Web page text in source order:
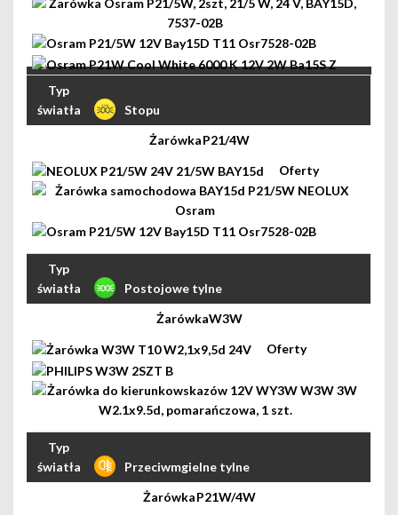
Stopu
P21/4W
Postojowe tylne
W3W
Przeciwmgielne tylne
P21W/4W